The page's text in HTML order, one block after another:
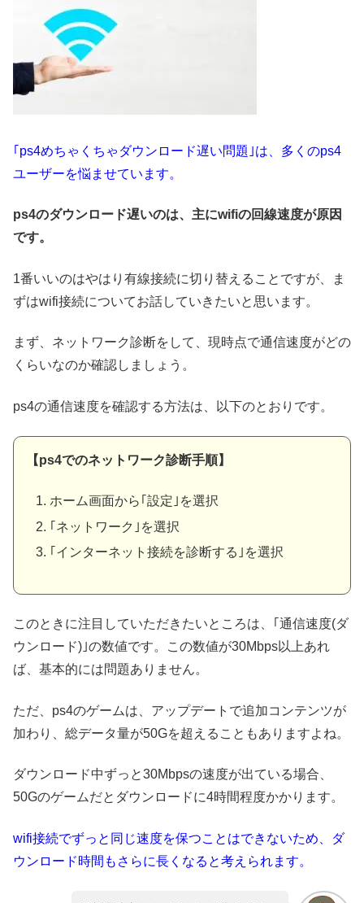
｢ps4めちゃくちゃダウンロード遅い問題｣は、多くのps4
ユーザーを悩ませています。
ps4のダウンロード遅いのは、主にwifiの回線速度が原因
です。
1番いいのはやはり有線接続に切り替えることですが、ま
ずはwifi接続についてお話していきたいと思います。
まず、ネットワーク診断をして、現時点で通信速度がどの
くらいなのか確認しましょう。
ps4の通信速度を確認する方法は、以下のとおりです。
【ps4でのネットワーク診断手順】
ホーム画面から｢設定｣を選択
｢ネットワーク｣を選択
｢インターネット接続を診断する｣を選択
このときに注目していただきたいところは、｢通信速度(ダ
ウンロード)｣の数値です。この数値が30Mbps以上あれ
ば、基本的には問題ありません。
ただ、ps4のゲームは、アップデートで追加コンテンツが
加わり、総データ量が50Gを超えることもありますよね。
ダウンロード中ずっと30Mbpsの速度が出ている場合、
50Gのゲームだとダウンロードに4時間程度かかります。
wifi接続でずっと同じ速度を保つことはできないため、ダ
ウンロード時間もさらに長くなると考えられます。